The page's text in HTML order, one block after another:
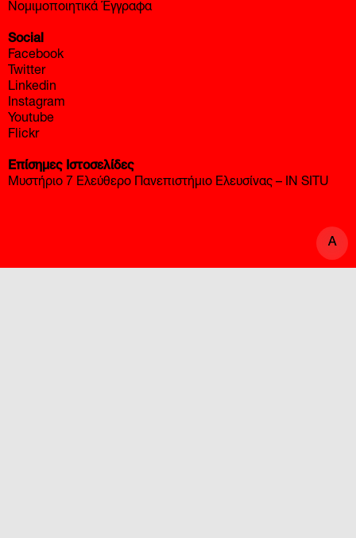
Νομιμοποιητικά Έγγραφα
Social
Facebook
Twitter
Linkedin
Instagram
Youtube
Flickr
A
Επίσημες Ιστοσελίδες
Μυστήριο 7 Ελεύθερο Πανεπιστήμιο Ελευσίνας – IN SITU
A